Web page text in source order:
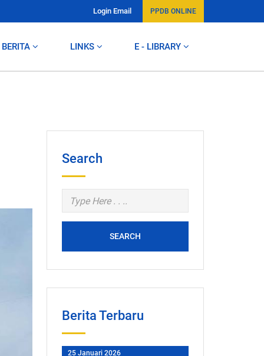
Login Email PPDB ONLINE
BERITA LINKS E - LIBRARY
Search
SEARCH
Berita Terbaru
25 Januari 2026